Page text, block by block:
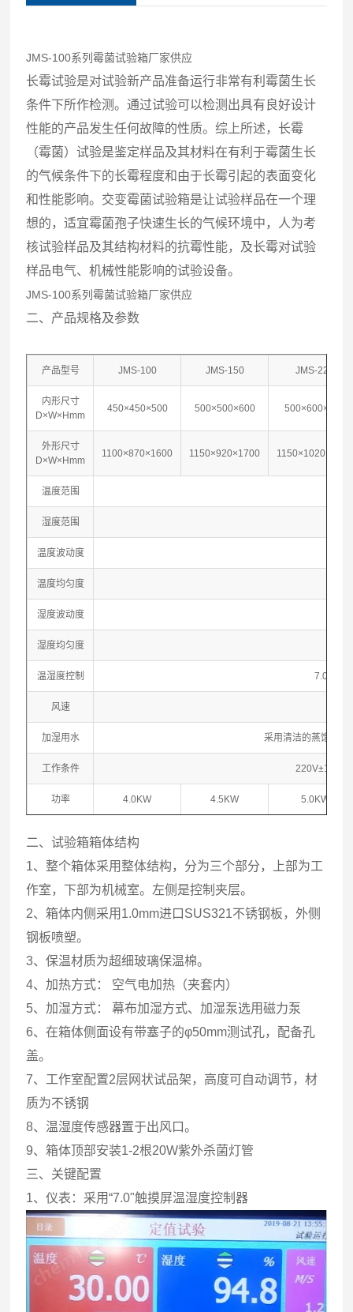
JMS-100系列霉菌试验箱厂家供应
长霉试验是对试验新产品准备运行非常有利霉菌生长
条件下所作检测。通过试验可以检测出具有良好设计
性能的产品发生任何故障的性质。综上所述，长霉
（霉菌）试验是鉴定样品及其材料在有利于霉菌生长
的气候条件下的长霉程度和由于长霉引起的表面变化
和性能影响。交变霉菌试验箱是让试验样品在一个理
想的，适宜霉菌孢子快速生长的气候环境中，人为考
核试验样品及其结构材料的抗霉性能，及长霉对试验
样品电气、机械性能影响的试验设备。
JMS-100系列霉菌试验箱厂家供应
二、产品规格及参数
产品型号 JMS-100 JMS-150 JMS-225
内形尺寸
D×W×Hmm
450×450×500 500×500×600 500×600×750
外形尺寸
D×W×Hmm
1100×870×1600 1150×920×1700 1150×1020×1850
温度范围
湿度范围
温度波动度
温度均匀度
湿度波动度
湿度均匀度
温湿度控制 7.0寸大
风速
加湿用水 采用清洁的蒸馏水或
工作条件 220V±10%
功率 4.0KW 4.5KW 5.0KW
二、试验箱箱体结构
1、整个箱体采用整体结构，分为三个部分，上部为工
作室，下部为机械室。左侧是控制夹层。
2、箱体内侧采用1.0mm进口SUS321不锈钢板，外侧
钢板喷塑。
3、保温材质为超细玻璃保温棉。
4、加热方式： 空气电加热（夹套内）
5、加湿方式： 幕布加湿方式、加湿泵选用磁力泵
6、在箱体侧面设有带塞子的φ50mm测试孔，配备孔
盖。
7、工作室配置2层网状试品架，高度可自动调节，材
质为不锈钢
8、温湿度传感器置于出风口。
9、箱体顶部安装1-2根20W紫外杀菌灯管
三、关键配置
1、仪表：采用“7.0"触摸屏温湿度控制器